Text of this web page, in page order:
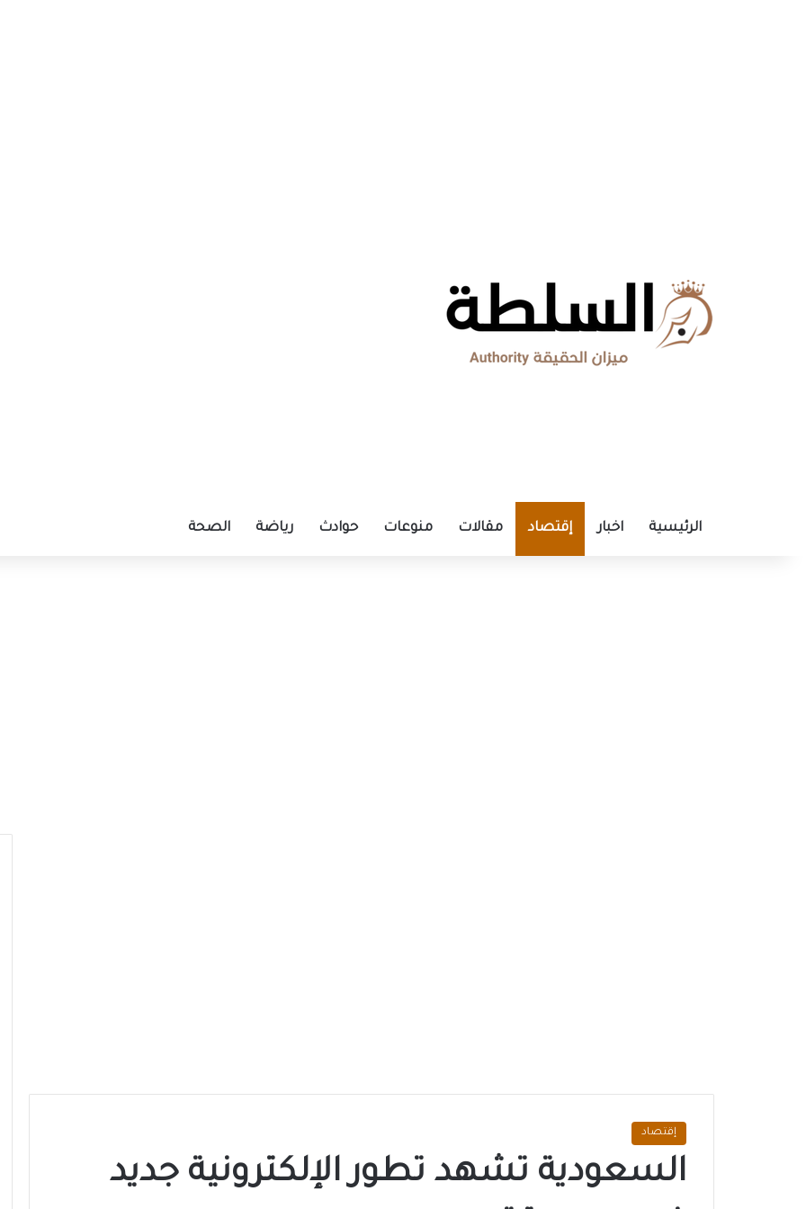
الرئيسية اخبار إقتصاد مقالات منوعات حوادث رياضة الصحة
إقتصاد
السعودية تشهد تطور الإلكترونية جديد